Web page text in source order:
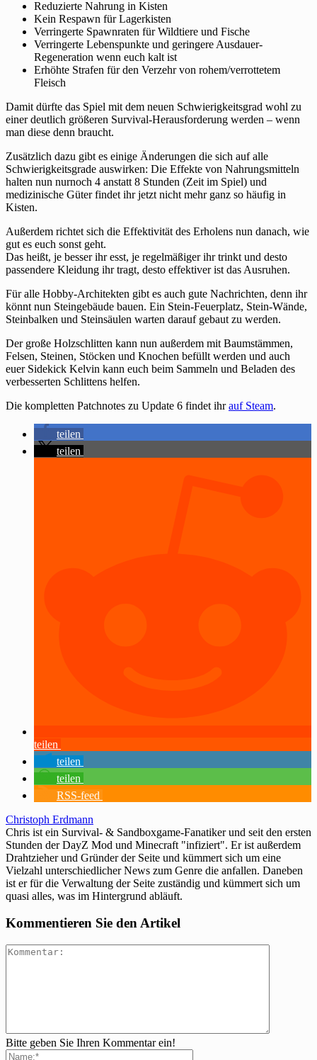
Reduzierte Nahrung in Kisten
Kein Respawn für Lagerkisten
Verringerte Spawnraten für Wildtiere und Fische
Verringerte Lebenspunkte und geringere Ausdauer-
Regeneration wenn euch kalt ist
Erhöhte Strafen für den Verzehr von rohem/verrottetem
Fleisch
Damit dürfte das Spiel mit dem neuen Schwierigkeitsgrad wohl zu
einer deutlich größeren Survival-Herausforderung werden – wenn
man diese denn braucht.
Zusätzlich dazu gibt es einige Änderungen die sich auf alle
Schwierigkeitsgrade auswirken: Die Effekte von Nahrungsmitteln
halten nun nurnoch 4 anstatt 8 Stunden (Zeit im Spiel) und
medizinische Güter findet ihr jetzt nicht mehr ganz so häufig in
Kisten.
Außerdem richtet sich die Effektivität des Erholens nun danach, wie
gut es euch sonst geht.
Das heißt, je besser ihr esst, je regelmäßiger ihr trinkt und desto
passendere Kleidung ihr tragt, desto effektiver ist das Ausruhen.
Für alle Hobby-Architekten gibt es auch gute Nachrichten, denn ihr
könnt nun Steingebäude bauen. Ein Stein-Feuerplatz, Stein-Wände,
Steinbalken und Steinsäulen warten darauf gebaut zu werden.
Der große Holzschlitten kann nun außerdem mit Baumstämmen,
Felsen, Steinen, Stöcken und Knochen befüllt werden und auch
euer Sidekick Kelvin kann euch beim Sammeln und Beladen des
verbesserten Schlittens helfen.
Die kompletten Patchnotes zu Update 6 findet ihrauf Steam.
teilen
teilen
teilen
teilen
teilen
RSS-feed
Christoph Erdmann
Chris ist ein Survival- & Sandboxgame-Fanatiker und seit den ersten
Stunden der DayZ Mod und Minecraft "infiziert". Er ist außerdem
Drahtzieher und Gründer der Seite und kümmert sich um eine
Vielzahl unterschiedlicher News zum Genre die anfallen. Daneben
ist er für die Verwaltung der Seite zuständig und kümmert sich um
quasi alles, was im Hintergrund abläuft.
Kommentieren Sie den Artikel
Bitte geben Sie Ihren Kommentar ein!